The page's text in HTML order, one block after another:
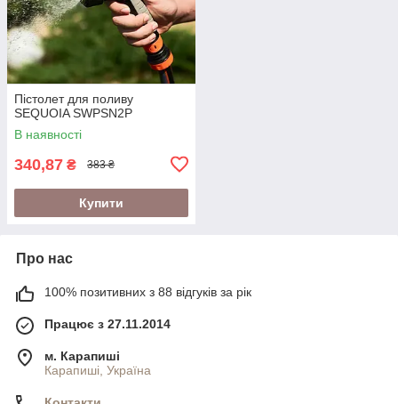
Пістолет для поливу
SEQUOIA SWPSN2P
В наявності
340,87 ₴ 383 ₴
Купити
Про нас
100% позитивних з 88 відгуків за рік
Працює з 27.11.2014
м. Карапиші
Карапиші, Україна